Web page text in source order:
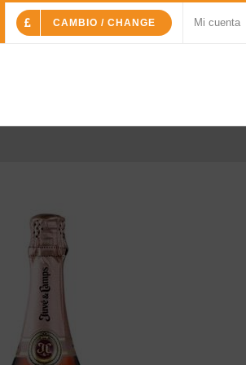
CAMBIO / CHANGE Mi cuenta